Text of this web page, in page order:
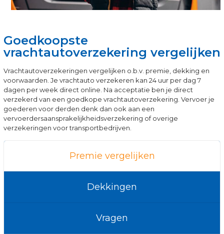
Goedkoopste
vrachtautoverzekering vergelijken
Vrachtautoverzekeringen vergelijken o.b.v. premie, dekking en
voorwaarden. Je vrachtauto verzekeren kan 24 uur per dag 7
dagen per week direct online. Na acceptatie ben je direct
verzekerd van een goedkope vrachtautoverzekering. Vervoer je
goederen voor derden denk dan ook aan een
vervoerdersaansprakelijkheidsverzekering of overige
verzekeringen voor transportbedrijven.
Premie vergelijken
Dekkingen
Vragen